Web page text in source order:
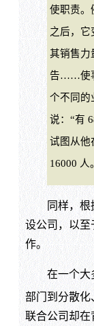
使职责。
之后，它
其销售力
告……使
个不同
说：“有
试图从他
16000 人
同样，根据
设公司，以至
作。
在一个大多
部门到分散化
联合公司却在